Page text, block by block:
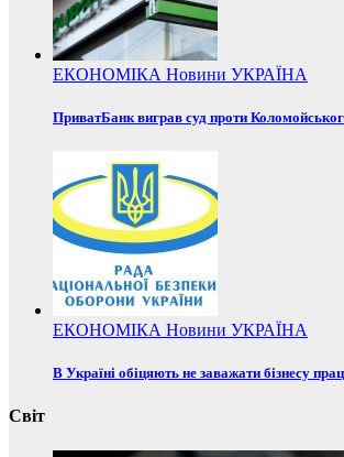
ЕКОНОМІКА Новини УКРАЇНА
ПриватБанк виграв суд проти
ЕКОНОМІКА Новини УКРАЇНА
В Україні обіцяють не заважати бізнесу
Світ